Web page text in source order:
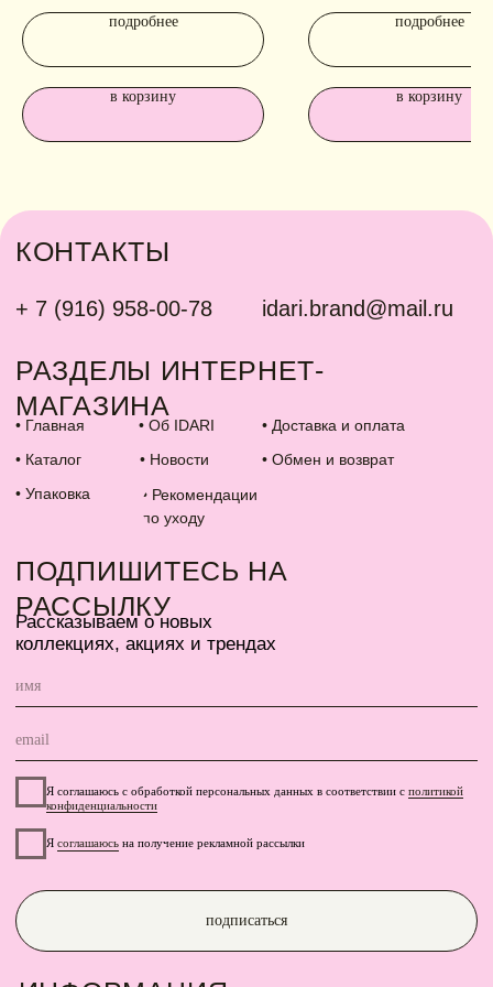
подробнее
в корзину
подробнее
в корзину